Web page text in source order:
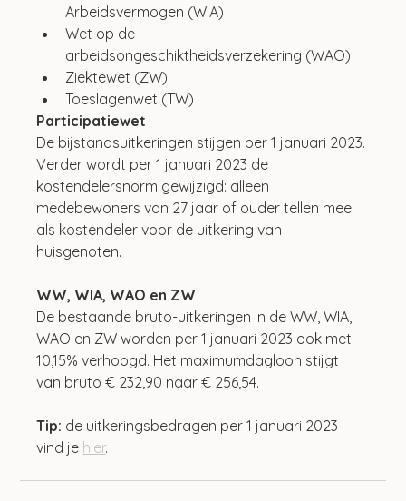
Arbeidsvermogen (WIA)
Wet op de
arbeidsongeschiktheidsverzekering (WAO)
Ziektewet (ZW)
Toeslagenwet (TW)
Participatiewet
De bijstandsuitkeringen stijgen per 1 januari 2023.
Verder wordt per 1 januari 2023 de
kostendelersnorm gewijzigd: alleen
medebewoners van 27 jaar of ouder tellen mee
als kostendeler voor de uitkering van
huisgenoten.
WW, WIA, WAO en ZW
De bestaande bruto-uitkeringen in de WW, WIA,
WAO en ZW worden per 1 januari 2023 ook met
10,15% verhoogd. Het maximumdagloon stijgt
van bruto € 232,90 naar € 256,54.
Tip: de uitkeringsbedragen per 1 januari 2023
vind je hier.